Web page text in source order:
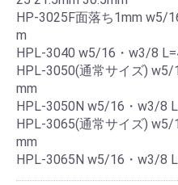
HP-3025F面落ち1mm w5/
m
HPL-3040 w5/16・w3/8
HPL-3050(通常サイズ)
mm
HPL-3050N w5/16・w3/8
HPL-3065(通常サイズ)
mm
HPL-3065N w5/16・w3/8